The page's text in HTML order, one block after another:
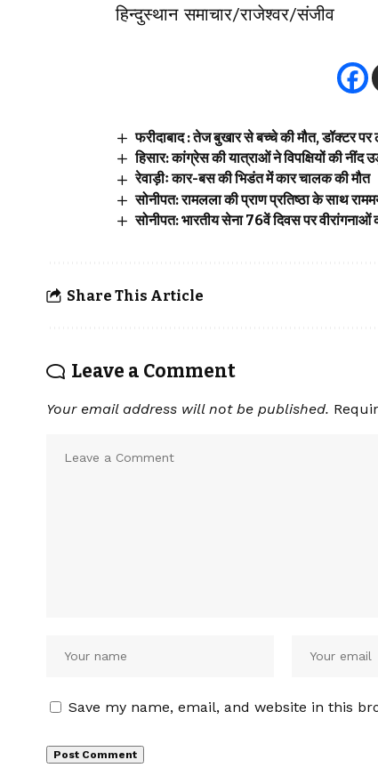
हिन्दुस्थान समाचार/राजेश्वर/संजीव
फरीदाबाद : तेज बुखार से बच्चे की मौत, डॉक्टर पर
हिसार: कांग्रेस की यात्राओं ने विपक्षियों की नींद
रेवाड़ीः कार-बस की भिडंत में कार चालक की मौत
सोनीपत: रामलला की प्राण प्रतिष्ठा के साथ
सोनीपत: भारतीय सेना 76वें दिवस पर वीरांगनाओं
Share This Article
Leave a Comment
Your email address will not be published.
Save my name, email, and website in this